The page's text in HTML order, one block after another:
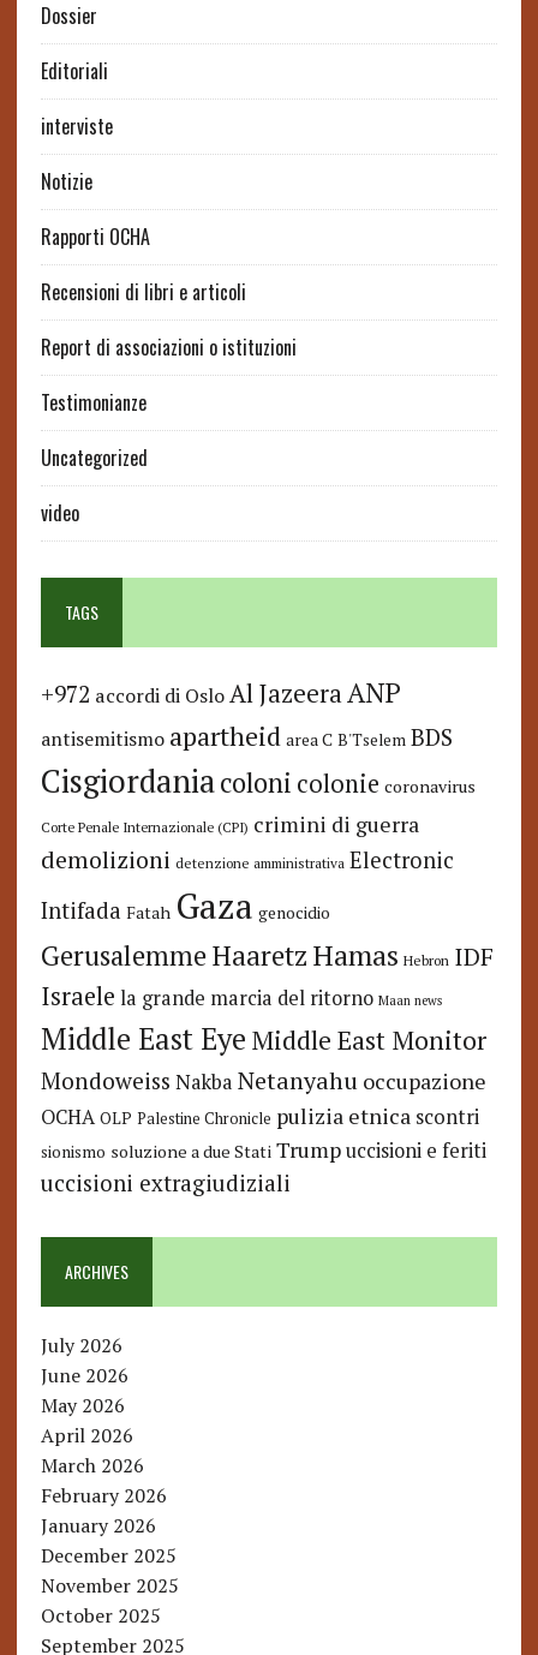
Dossier
Editoriali
interviste
Notizie
Rapporti OCHA
Recensioni di libri e articoli
Report di associazioni o istituzioni
Testimonianze
Uncategorized
video
TAGS
+972 accordi di Oslo Al JazeeraANP
antisemitismo apartheid area C B'Tselem BDS
Cisgiordaniacoloni colonie coronavirus
Corte Penale Internazionale (CPI) crimini di guerra
demolizioni detenzione amministrativa Electronic
Intifada Fatah Gaza genocidio
GerusalemmeHaaretzHamas Hebron IDF
Israele la grande marcia del ritorno Maan news
Middle East Eye Middle East Monitor
Mondoweiss Nakba Netanyahu occupazione
OCHA OLP Palestine Chronicle pulizia etnica scontri
sionismo soluzione a due Stati Trump uccisioni e feriti
uccisioni extragiudiziali
ARCHIVES
July 2026
June 2026
May 2026
April 2026
March 2026
February 2026
January 2026
December 2025
November 2025
October 2025
September 2025